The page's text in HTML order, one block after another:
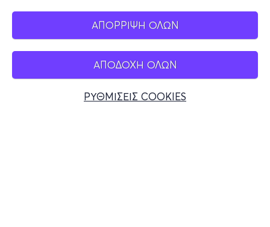
ΑΠΟΡΡΙΨΗ ΟΛΩΝ
ΑΠΟΔΟΧΗ ΟΛΩΝ
ΡΥΘΜΙΣΕΙΣ COOKIES
Mobile app